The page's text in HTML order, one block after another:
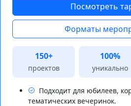
Посмотреть
Форматы
150+
проектов
100%
уникально
Подходит для юбилеев,
тематических вечеринок.